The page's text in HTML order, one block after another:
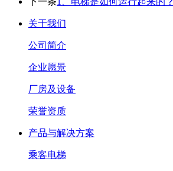
关于我们
公司简介
企业愿景
厂房及设备
荣誉资质
产品与解决方案
乘客电梯